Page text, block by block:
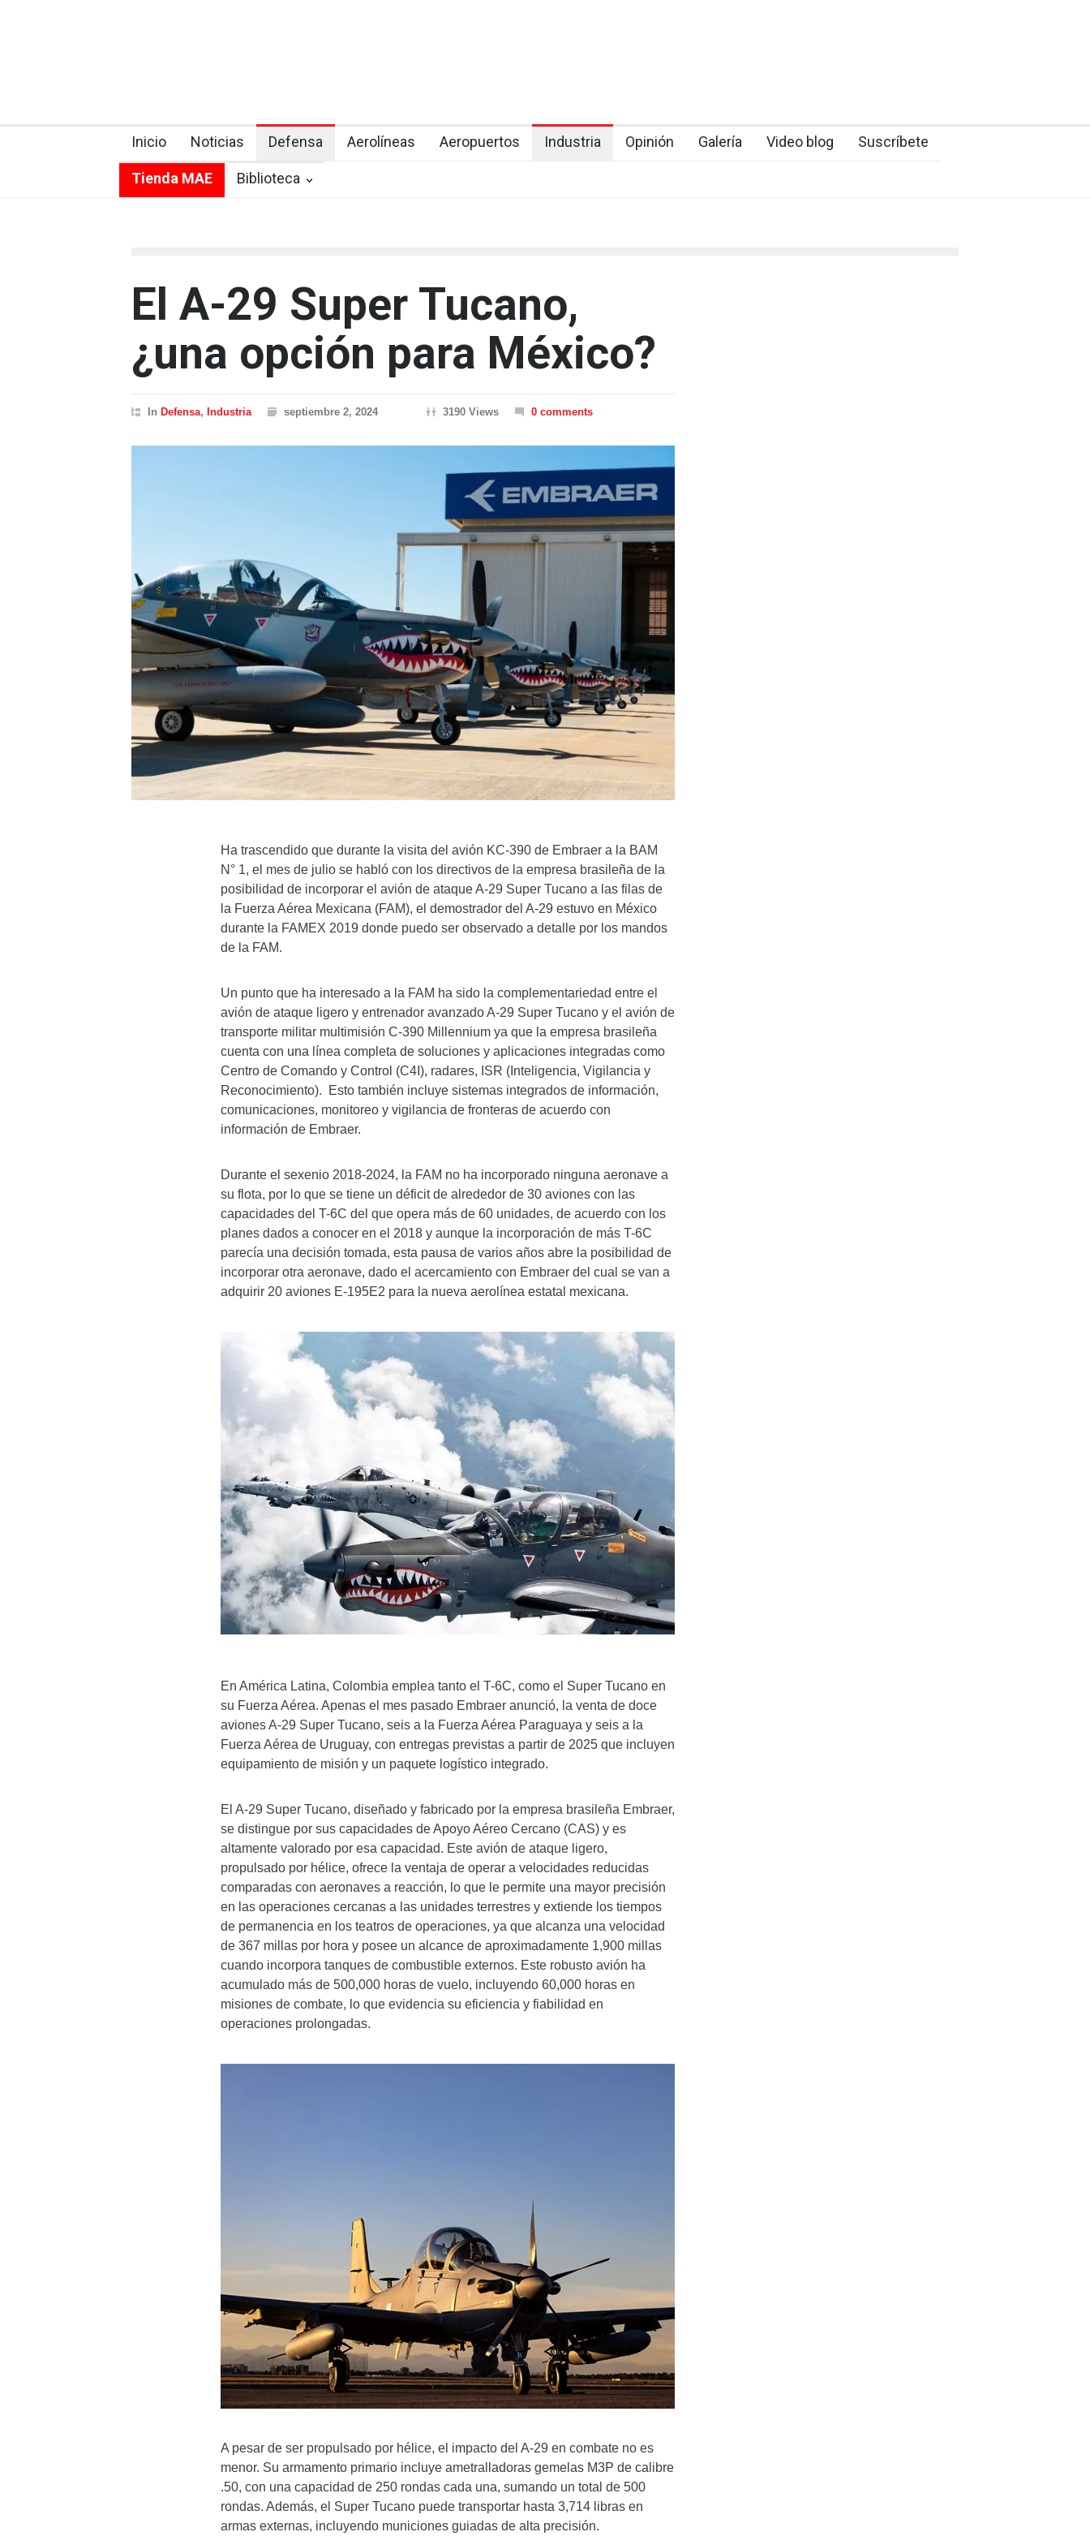
Inicio Noticias Defensa Aerolíneas Aeropuertos Industria Opinión Galería Video blog Suscríbete
Tienda MAE Biblioteca
El A-29 Super Tucano,
¿una opción para México?
In Defensa, Industria septiembre 2, 2024 3190 Views 0 comments
Ha trascendido que durante la visita del avión KC-390 de Embraer a la BAM
N° 1, el mes de julio se habló con los directivos de la empresa brasileña de la
posibilidad de incorporar el avión de ataque A-29 Super Tucano a las filas de
la Fuerza Aérea Mexicana (FAM), el demostrador del A-29 estuvo en México
durante la FAMEX 2019 donde puedo ser observado a detalle por los mandos
de la FAM.
Un punto que ha interesado a la FAM ha sido la complementariedad entre el
avión de ataque ligero y entrenador avanzado A-29 Super Tucano y el avión de
transporte militar multimisión C-390 Millennium ya que la empresa brasileña
cuenta con una línea completa de soluciones y aplicaciones integradas como
Centro de Comando y Control (C4I), radares, ISR (Inteligencia, Vigilancia y
Reconocimiento). Esto también incluye sistemas integrados de información,
comunicaciones, monitoreo y vigilancia de fronteras de acuerdo con
información de Embraer.
Durante el sexenio 2018-2024, la FAM no ha incorporado ninguna aeronave a
su flota, por lo que se tiene un déficit de alrededor de 30 aviones con las
capacidades del T-6C del que opera más de 60 unidades, de acuerdo con los
planes dados a conocer en el 2018 y aunque la incorporación de más T-6C
parecía una decisión tomada, esta pausa de varios años abre la posibilidad de
incorporar otra aeronave, dado el acercamiento con Embraer del cual se van a
adquirir 20 aviones E-195E2 para la nueva aerolínea estatal mexicana.
En América Latina, Colombia emplea tanto el T-6C, como el Super Tucano en
su Fuerza Aérea. Apenas el mes pasado Embraer anunció, la venta de doce
aviones A-29 Super Tucano, seis a la Fuerza Aérea Paraguaya y seis a la
Fuerza Aérea de Uruguay, con entregas previstas a partir de 2025 que incluyen
equipamiento de misión y un paquete logístico integrado.
El A-29 Super Tucano, diseñado y fabricado por la empresa brasileña Embraer,
se distingue por sus capacidades de Apoyo Aéreo Cercano (CAS) y es
altamente valorado por esa capacidad. Este avión de ataque ligero,
propulsado por hélice, ofrece la ventaja de operar a velocidades reducidas
comparadas con aeronaves a reacción, lo que le permite una mayor precisión
en las operaciones cercanas a las unidades terrestres y extiende los tiempos
de permanencia en los teatros de operaciones, ya que alcanza una velocidad
de 367 millas por hora y posee un alcance de aproximadamente 1,900 millas
cuando incorpora tanques de combustible externos. Este robusto avión ha
acumulado más de 500,000 horas de vuelo, incluyendo 60,000 horas en
misiones de combate, lo que evidencia su eficiencia y fiabilidad en
operaciones prolongadas.
A pesar de ser propulsado por hélice, el impacto del A-29 en combate no es
menor. Su armamento primario incluye ametralladoras gemelas M3P de calibre
.50, con una capacidad de 250 rondas cada una, sumando un total de 500
rondas. Además, el Super Tucano puede transportar hasta 3,714 libras en
armas externas, incluyendo municiones guiadas de alta precisión.